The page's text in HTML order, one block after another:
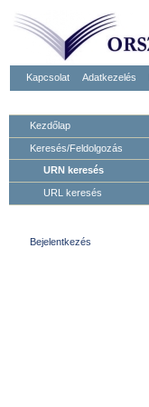
Kapcsolat Adatkezelés
Kezdőlap
Keresés/Feldolgozás
URN keresés
URL keresés
Bejelentkezés